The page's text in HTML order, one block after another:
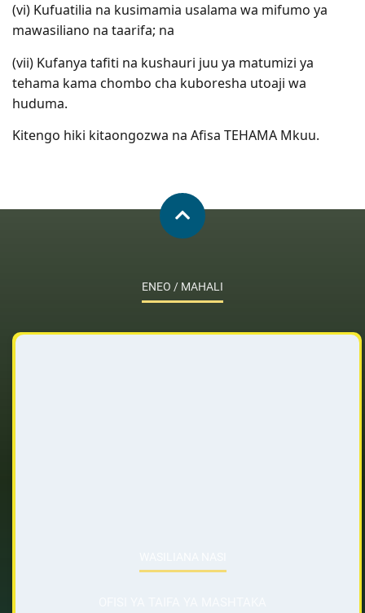
(vi) Kufuatilia na kusimamia usalama wa mifumo ya
mawasiliano na taarifa; na
(vii) Kufanya tafiti na kushauri juu ya matumizi ya
tehama kama chombo cha kuboresha utoaji wa
huduma.
Kitengo hiki kitaongozwa na Afisa TEHAMA Mkuu.
ENEO / MAHALI